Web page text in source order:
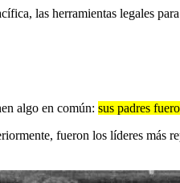
las herramientas legales
algo en común: sus padres
fueron los líderes más